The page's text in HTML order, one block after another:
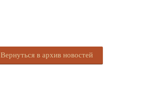
Вернуться в архив новостей